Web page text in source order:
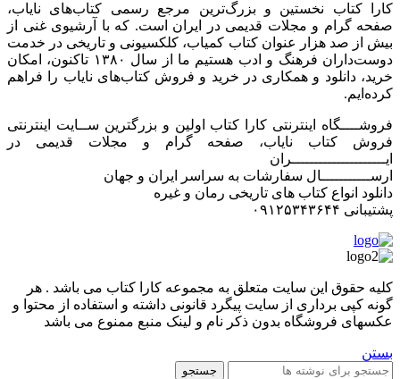
کارا کتاب نخستین و بزرگ‌ترین مرجع رسمی کتاب‌های نایاب،
صفحه گرام و مجلات قدیمی در ایران است. که با آرشیوی غنی از
بیش از صد هزار عنوان کتاب کمیاب، کلکسیونی و تاریخی در خدمت
دوست‌داران فرهنگ و ادب هستیم ما از سال ۱۳۸۰ تاکنون، امکان
خرید، دانلود و همکاری در خرید و فروش کتاب‌های نایاب را فراهم
کرده‌ایم.
فروشــــگاه اینترنتی کارا کتاب اولین و بزرگترین ســایت اینترنتی
فروش کتاب نایاب، صفحه گرام و مجلات قدیمی در
ایـــــــــــــــــــــران
ارســـــــــــال سفارشات به سراسر ایران و جهان
دانلود انواع کتاب های تاریخی رمان و غیره
پشتیبانی ۰۹۱۲۵۳۴۳۶۴۴
کليه حقوق اين سايت متعلق به مجموعه کارا کتاب می باشد . هر
گونه کپی برداری از سایت پیگرد قانونی داشته و استفاده از محتوا و
عکسهای فروشگاه بدون ذکر نام و لینک منبع ممنوع می باشد
بستن
جستجو